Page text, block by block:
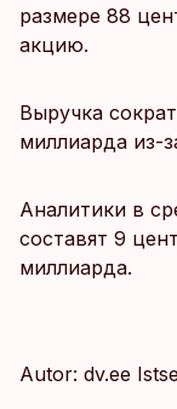
размере 88
акцию.
Выручка
миллиарда из-
Аналитики в
составят 9
миллиарда.
Autor: dv.ee